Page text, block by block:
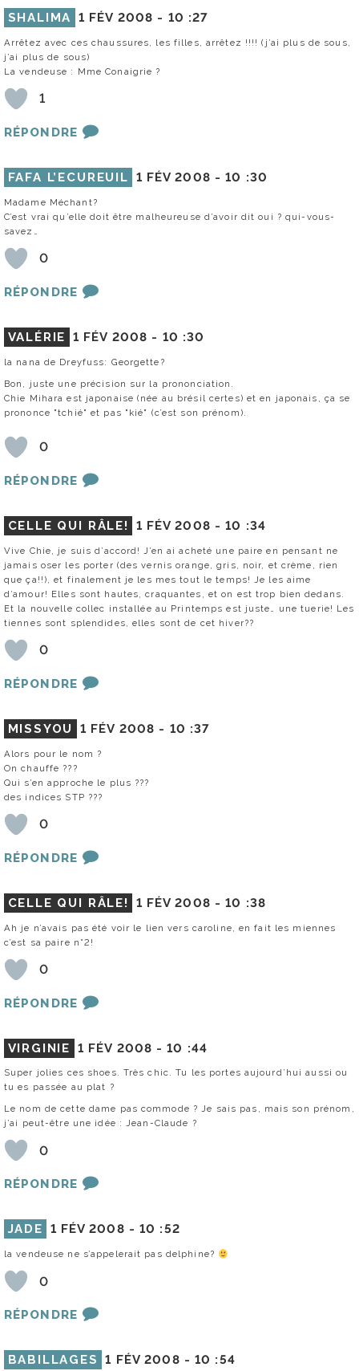
SHALIMA 1 FÉV 2008 - 10 :27
Arrêtez avec ces chaussures, les filles, arrêtez !!!! (j’ai plus de sous,
j’ai plus de sous)
La vendeuse : Mme Conaigrie ?
1
RÉPONDRE
FAFA L’ECUREUIL 1 FÉV 2008 -10 :30
Madame Méchant?
C’est vrai qu’elle doit être malheureuse d’avoir dit oui ? qui-vous-
savez…
0
RÉPONDRE
VALÉRIE 1 FÉV 2008 - 10 :30
la nana de Dreyfuss: Georgette?
Bon, juste une précision sur la prononciation.
Chie Mihara est japonaise (née au brésil certes) et en japonais, ça se
prononce "tchié" et pas "kié" (c’est son prénom).
0
RÉPONDRE
CELLE QUI RÂLE! 1 FÉV 2008 -10 :34
Vive Chie, je suis d’accord! J’en ai acheté une paire en pensant ne
jamais oser les porter (des vernis orange, gris, noir, et crème, rien
que ça!!), et finalement je les mes tout le temps! Je les aime
d’amour! Elles sont hautes, craquantes, et on est trop bien dedans.
Et la nouvelle collec installée au Printemps est juste… une tuerie! Les
tiennes sont splendides, elles sont de cet hiver??
0
RÉPONDRE
MISSYOU 1 FÉV 2008 - 10 :37
Alors pour le nom ?
On chauffe ???
Qui s’en approche le plus ???
des indices STP ???
0
RÉPONDRE
CELLE QUI RÂLE! 1 FÉV 2008 -10 :38
Ah je n’avais pas été voir le lien vers caroline, en fait les miennes
c’est sa paire n°2!
0
RÉPONDRE
VIRGINIE 1 FÉV 2008 -10 :44
Super jolies ces shoes. Très chic. Tu les portes aujourd’hui aussi ou
tu es passée au plat ?
Le nom de cette dame pas commode ? Je sais pas, mais son prénom,
j’ai peut-être une idée : Jean-Claude ?
0
RÉPONDRE
JADE 1 FÉV 2008 -10 :52
la vendeuse ne s’appelerait pas delphine?
0
RÉPONDRE
BABILLAGES 1 FÉV 2008 -10 :54